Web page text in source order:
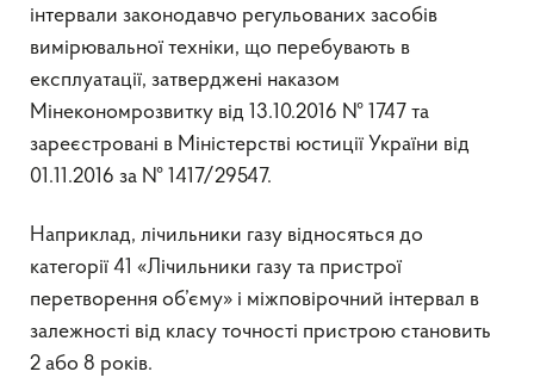
інтервали законодавчо регульованих засобів
вимірювальної техніки, що перебувають в
експлуатації, затверджені наказом
Мінекономрозвитку від 13.10.2016 № 1747 та
зареєстровані в Міністерстві юстиції України від
01.11.2016 за № 1417/29547.
Наприклад, лічильники газу відносяться до
категорії 41 «Лічильники газу та пристрої
перетворення об’єму» і міжповірочний інтервал в
залежності від класу точності пристрою становить
2 або 8 років.